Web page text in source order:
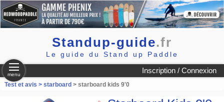
Standup-guide.fr
Le guide du Stand up Paddle
Inscription / Connexion
menu
Test et avis > starboard > starboard kids 9'0